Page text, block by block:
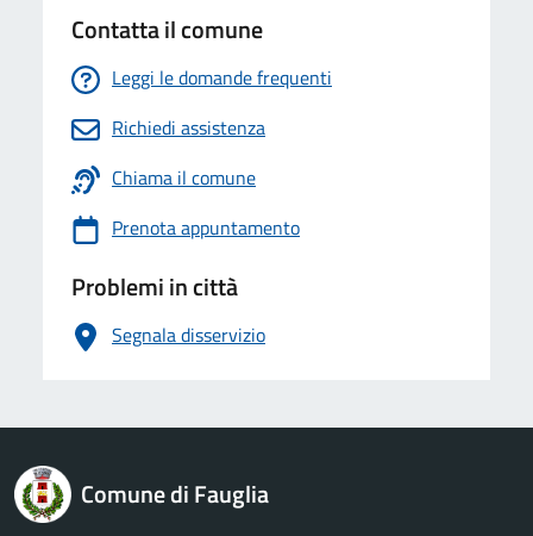
Contatta il comune
Leggi le domande frequenti
Richiedi assistenza
Chiama il comune
Prenota appuntamento
Problemi in città
Segnala disservizio
logo Unione Europea
Comune di Fauglia